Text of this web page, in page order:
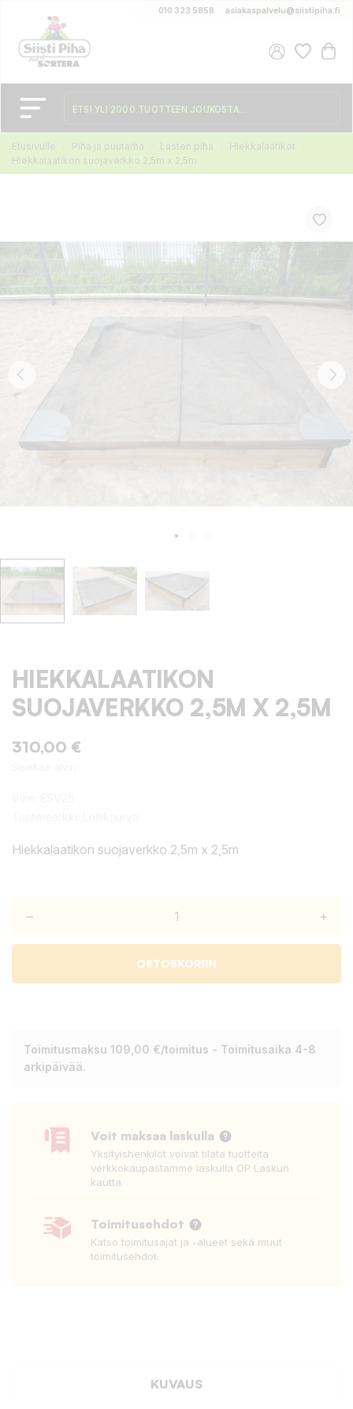
010 323 5858 asiakaspalvelu@siistipiha.fi
Etusivulle Piha ja puutarha Lasten piha
Hiekkalaatikot
Hiekkalaatikon suojaverkko 2,5m x 2,5m
HIEKKALAATIKON
SUOJAVERKKO 2,5M X 2,5M
310,00 €
Hiekkalaatikon suojaverkko 2,5m x 2,5m
– +
OSTOSKORIIN
Toimitusmaksu 109,00 €/toimitus - Toimitusaika 4-8
arkipäivää.
Voit maksaa laskulla
Yksityishenkilöt voivat tilata tuotteita
verkkokaupastamme laskulla OP Laskun
kautta.
Toimitusehdot
Katso toimitusajat ja -alueet sekä muut
toimitusehdot.
KUVAUS